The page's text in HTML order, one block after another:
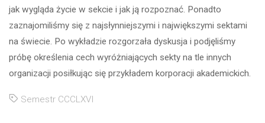
jak wygląda życie w sekcie i jak ją rozpoznać. Ponadto
zaznajomiliśmy się z najsłynniejszymi i największymi sektami
na świecie. Po wykładzie rozgorzała dyskusja i podjęliśmy
próbę określenia cech wyróżniających sekty na tle innych
organizacji posiłkując się przykładem korporacji akademickich.
Semestr CCCLXVI